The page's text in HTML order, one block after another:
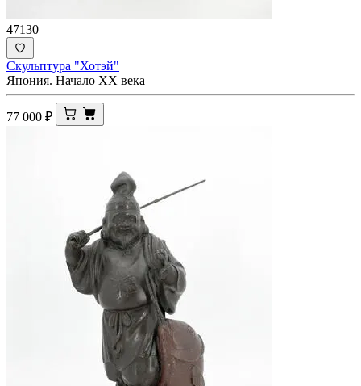
47130
Скульптура "Хотэй"
Япония. Начало XX века
77 000 ₽